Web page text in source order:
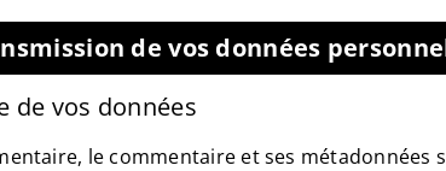
de vos données
de vos données
le commentaire et ses